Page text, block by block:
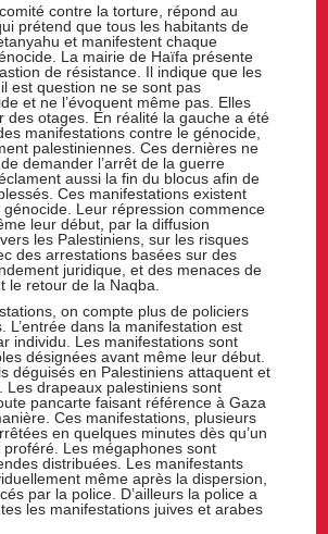
contre la torture, répond au
prétend que tous les habitants de
et manifestent chaque
La mairie de Haïfa présente
de résistance. Il indique que les
est question ne se sont pas
et ne l’évoquent même pas. Elles
des otages. En réalité la gauche a été
manifestations contre le génocide,
palestiniennes. Ces dernières ne
demander l’arrêt de la guerre
aussi la fin du blocus afin de
Ces manifestations existent
Leur répression commence
leur début, par la diffusion
les Palestiniens, sur les risques
des arrestations basées sur des
juridique, et des menaces de
le retour de la Naqba.
on compte plus de policiers
L’entrée dans la manifestation est
individu. Les manifestations sont
désignées avant même leur début.
déguisés en Palestiniens attaquent et
Les drapeaux palestiniens sont
pancarte faisant référence à Gaza
Ces manifestations, plusieurs
en quelques minutes dès qu’un
Les mégaphones sont
distribuées. Les manifestants
même après la dispersion,
par la police. D’ailleurs la police a
les manifestations juives et arabes